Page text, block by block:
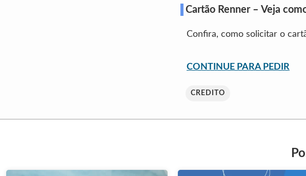
Cartão Renner – Veja
Confira, como solicitar o
CONTINUE PARA PEDIR
CREDITO